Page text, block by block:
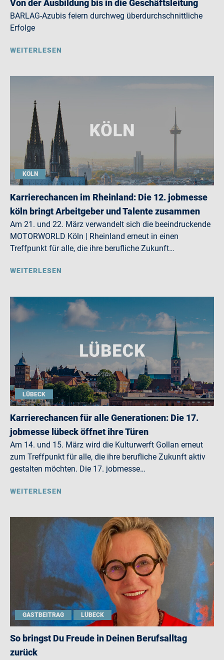
Von der Ausbildung bis in die Geschäftsleitung
BARLAG-Azubis feiern durchweg überdurchschnittliche
Erfolge
WEITERLESEN
KÖLN
Karrierechancen im Rheinland: Die 12. jobmesse
köln bringt Arbeitgeber und Talente zusammen
Am 21. und 22. März verwandelt sich die beeindruckende
MOTORWORLD Köln | Rheinland erneut in einen
Treffpunkt für alle, die ihre berufliche Zukunft…
WEITERLESEN
LÜBECK
Karrierechancen für alle Generationen: Die 17.
jobmesse lübeck öffnet ihre Türen
Am 14. und 15. März wird die Kulturwerft Gollan erneut
zum Treffpunkt für alle, die ihre berufliche Zukunft aktiv
gestalten möchten. Die 17. jobmesse…
WEITERLESEN
GASTBEITRAG LÜBECK
So bringst Du Freude in Deinen Berufsalltag
zurück